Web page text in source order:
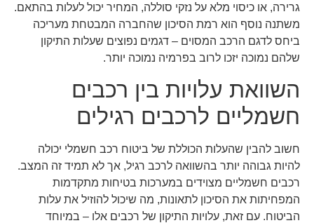
גרירה, או כיסוי מלא על נזקי סוללה, המחיר יכול לעלות בהתאם.
משתנה נוסף הוא רמת הסיכון שהחברה המבטחת מעריכה
ביחס לדגם הרכב המסוים – דגמים נפוצים שעלות התיקון
שלהם נמוכה יזכו לרוב בפרמיה נמוכה יותר.
השוואת עלויות בין רכבים
חשמליים לרכבים רגילים
חשוב להבין שהעלות הכוללת של ביטוח רכב חשמלי יכולה
להיות גבוהה יותר בהשוואה לרכב רגיל, אך לא תמיד זה המצב.
רכבים חשמליים מצוידים במערכות בטיחות מתקדמות
המפחיתות את הסיכון לתאונות, מה שיכול להוזיל את עלות
הביטוח. עם זאת, עלויות התיקון של רכבים אלו – במיוחד